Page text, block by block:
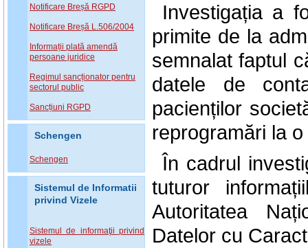
Notificare Breșă RGPD
Notificare Breșă L.506/2004
Informații plată amendă
persoane juridice
Regimul sancționator pentru
sectorul public
Sancțiuni RGPD
Schengen
Schengen
Sistemul de Informatii
privind Vizele
Sistemul de informaţii privind
vizele
Investigația a
primite de la
semnalat faptul
datele de
pacienților
reprogramări la
În cadrul
tuturor
Autoritatea
Datelor cu